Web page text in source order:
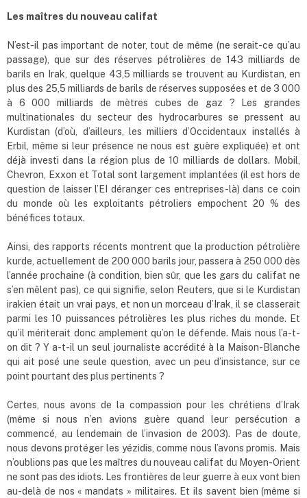
Les maîtres du nouveau califat
N’est-il pas important de noter, tout de même (ne serait-ce qu’au
passage), que sur des réserves pétrolières de 143 milliards de
barils en Irak, quelque 43,5 milliards se trouvent au Kurdistan, en
plus des 25,5 milliards de barils de réserves supposées et de 3 000
à 6 000 milliards de mètres cubes de gaz ? Les grandes
multinationales du secteur des hydrocarbures se pressent au
Kurdistan (d’où, d’ailleurs, les milliers d’Occidentaux installés à
Erbil, même si leur présence ne nous est guère expliquée) et ont
déjà investi dans la région plus de 10 milliards de dollars. Mobil,
Chevron, Exxon et Total sont largement implantées (il est hors de
question de laisser l’EI déranger ces entreprises-là) dans ce coin
du monde où les exploitants pétroliers empochent 20 % des
bénéfices totaux.
Ainsi, des rapports récents montrent que la production pétrolière
kurde, actuellement de 200 000 barils jour, passera à 250 000 dès
l’année prochaine (à condition, bien sûr, que les gars du califat ne
s’en mêlent pas), ce qui signifie, selon Reuters, que si le Kurdistan
irakien était un vrai pays, et non un morceau d’Irak, il se classerait
parmi les 10 puissances pétrolières les plus riches du monde. Et
qu’il mériterait donc amplement qu’on le défende. Mais nous l’a-t-
on dit ? Y a-t-il un seul journaliste accrédité à la Maison-Blanche
qui ait posé une seule question, avec un peu d’insistance, sur ce
point pourtant des plus pertinents ?
Certes, nous avons de la compassion pour les chrétiens d’Irak
(même si nous n’en avions guère quand leur persécution a
commencé, au lendemain de l’invasion de 2003). Pas de doute,
nous devons protéger les yézidis, comme nous l’avons promis. Mais
n’oublions pas que les maîtres du nouveau califat du Moyen-Orient
ne sont pas des idiots. Les frontières de leur guerre à eux vont bien
au-delà de nos « mandats » militaires. Et ils savent bien (même si